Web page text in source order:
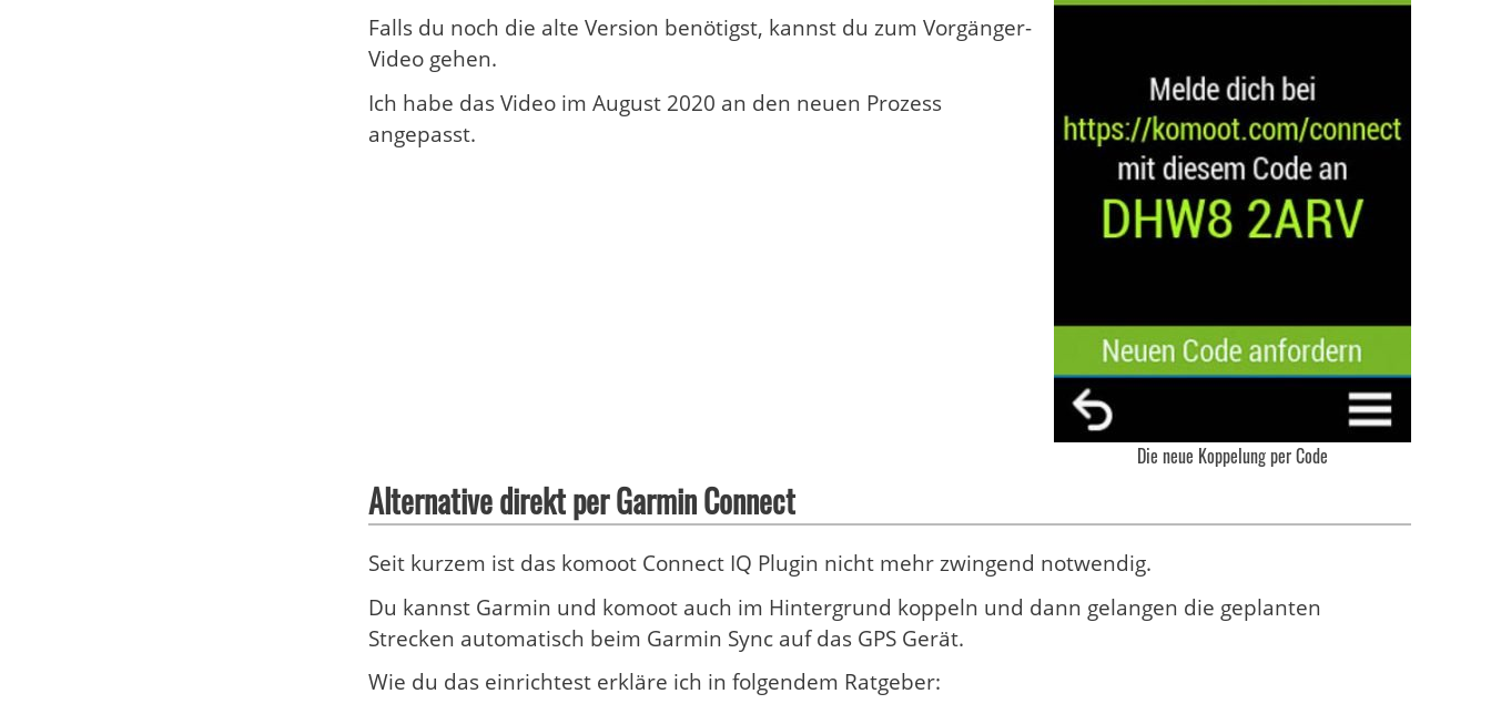
Die neue Koppelung per Code
Falls du noch die alte Version benötigst, kannst du zum Vorgänger-
Video gehen.
Ich habe das Video im August 2020 an den neuen Prozess
angepasst.
Alternative direkt per Garmin Connect
Seit kurzem ist das komoot Connect IQ Plugin nicht mehr zwingend notwendig.
Du kannst Garmin und komoot auch im Hintergrund koppeln und dann gelangen die geplanten
Strecken automatisch beim Garmin Sync auf das GPS Gerät.
Wie du das einrichtest erkläre ich in folgendem Ratgeber: